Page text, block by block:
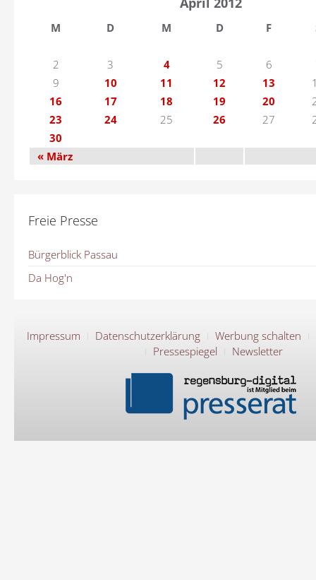
M D M D F
2 3 4 5 6
9
10 11 12 13
16
17 18 19 20
23
24 25 26 27
30
« März
Freie Presse
Bürgerblick Passau
Da Hog'n
Impressum Datenschutzerklärung
Werbung schalten
Pressespiegel
Newsletter